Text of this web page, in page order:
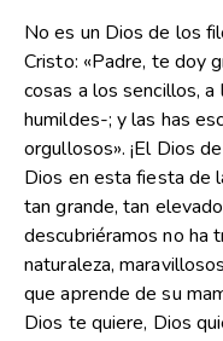
No es un Dios de los
Cristo: «Padre, te doy
cosas a los sencillos,
humildes-; y las has
orgullosos». ¡El Dios
Dios en esta fiesta de
tan grande, tan
descubriéramos no ha
naturaleza,
que aprende de su
Dios te quiere, Dios